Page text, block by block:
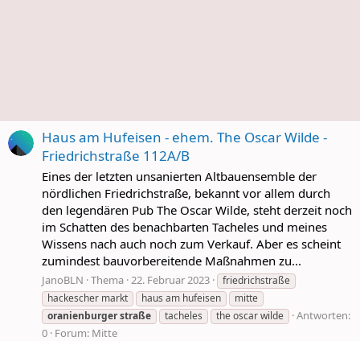
Haus am Hufeisen - ehem. The Oscar Wilde -
Friedrichstraße 112A/B
Eines der letzten unsanierten Altbauensemble der
nördlichen Friedrichstraße, bekannt vor allem durch
den legendären Pub The Oscar Wilde, steht derzeit noch
im Schatten des benachbarten Tacheles und meines
Wissens nach auch noch zum Verkauf. Aber es scheint
zumindest bauvorbereitende Maßnahmen zu...
JanoBLN Thema 22. Februar 2023
friedrichstraße
hackescher markt
haus am hufeisen
mitte
oranienburgerstraße tacheles the oscar wilde
Antworten:
0 Forum: Mitte